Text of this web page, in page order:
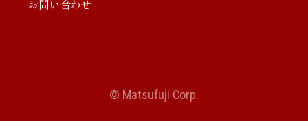
お問い合わせ
© Matsufuji Corp.